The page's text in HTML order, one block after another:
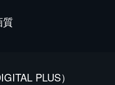
質
PLUS）